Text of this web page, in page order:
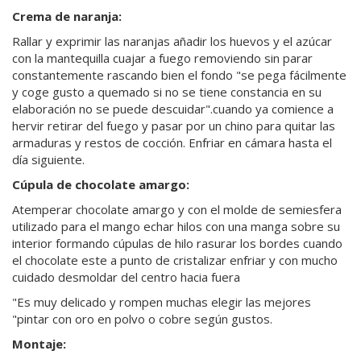
Crema de naranja:
Rallar y exprimir las naranjas añadir los huevos y el azúcar
con la mantequilla cuajar a fuego removiendo sin parar
constantemente rascando bien el fondo "se pega fácilmente
y coge gusto a quemado si no se tiene constancia en su
elaboración no se puede descuidar".cuando ya comience a
hervir retirar del fuego y pasar por un chino para quitar las
armaduras y restos de cocción. Enfriar en cámara hasta el
día siguiente.
Cúpula de chocolate amargo:
Atemperar chocolate amargo y con el molde de semiesfera
utilizado para el mango echar hilos con una manga sobre su
interior formando cúpulas de hilo rasurar los bordes cuando
el chocolate este a punto de cristalizar enfriar y con mucho
cuidado desmoldar del centro hacia fuera
"Es muy delicado y rompen muchas elegir las mejores
"pintar con oro en polvo o cobre según gustos.
Montaje: